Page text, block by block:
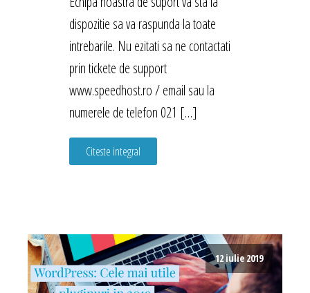
dispozitie sa va raspunda la toate
intrebarile. Nu ezitati sa ne contactati
prin tickete de support
www.speedhost.ro / email sau la
numerele de telefon 021 […]
Citeste integral
12 iulie 2019